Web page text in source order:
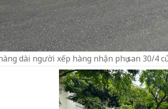
dài người xếp hàng nhận phụ san 30/4